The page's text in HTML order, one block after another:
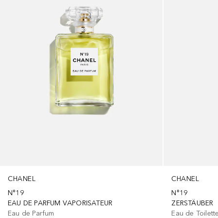
CHANEL
N°19
EAU DE PARFUM VAPORISATEUR
Eau de Parfum
CHANEL
N°19
ZERSTÄUBER
Eau de